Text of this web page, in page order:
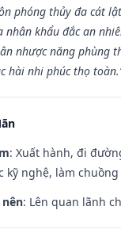
phóng thủy đa cát
nhân khẩu đắc an
nhược năng phùng
hài nhi phúc thọ
: Xuất hành, đi
kỹ nghệ, làm
nên: Lên quan lãnh